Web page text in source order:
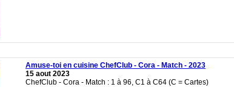
Amuse-toi en cuisine ChefClub - Cora - Match - 2023
15 aout 2023
ChefClub - Cora - Match : 1 à 96, C1 à C64 (C = Cartes)